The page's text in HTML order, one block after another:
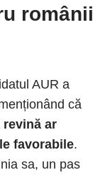
românii
AUR a
că
revină ar
favorabile.
sa, un pas